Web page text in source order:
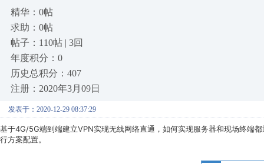
精华：0帖
求助：0帖
帖子：110帖 | 3回
年度积分：0
历史总积分：407
注册：2020年3月09日
发表于：2020-12-29 08:37:29
基于4G/5G端到端建立VPN实现无线网络直通，如何实现服务器和现场终端
行方案配置。